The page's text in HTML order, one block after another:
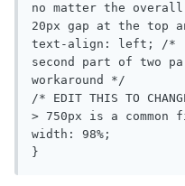
no matter the
20px gap at the top
text-align: left; /*
second part of two
workaround */
/* EDIT THIS TO
> 750px is a
width: 98%;
}